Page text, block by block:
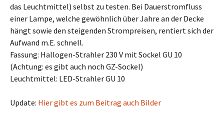
das Leuchtmittel) selbst zu testen. Bei Dauerstromfluss
einer Lampe, welche gewöhnlich über Jahre an der Decke
hängt sowie den steigenden Strompreisen, rentiert sich der
Aufwand m.E. schnell.
Fassung: Hallogen-Strahler 230 V mit Sockel GU 10
(Achtung: es gibt auch noch GZ-Sockel)
Leuchtmittel: LED-Strahler GU 10
Update: Hier gibt es zum Beitrag auch Bilder